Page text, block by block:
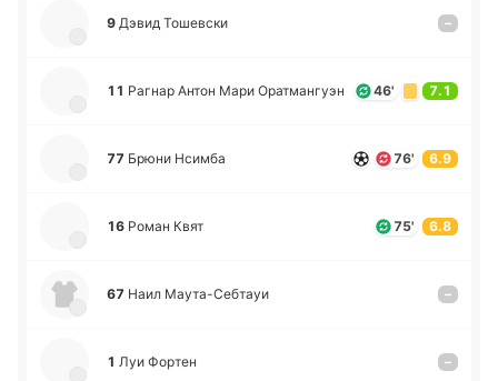
9 Дэвид То­ше­вски –
11 Рагнар Антон Мари Ора­тма­нгуэн 46' 7.1
77 Брюни Нсимба 76' 6.9
16 Роман Квят 75' 6.8
67 Наил Мау­та­-Се­бтауи –
1 Луи Фортен –